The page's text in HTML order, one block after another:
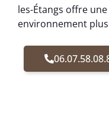
les-Étangs offre
environnement